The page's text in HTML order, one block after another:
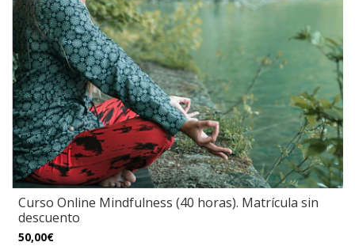
Curso Online Mindfulness (40 horas). Matrícula sin
descuento
50,00€